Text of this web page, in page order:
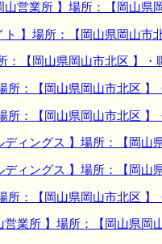
営業所 】場所：【岡山県
】場所：【岡山県岡山市
【岡山県岡山市北区 】
：【岡山県岡山市北区 】
：【岡山県岡山市北区 】
ィングス 】場所：【岡山
ィングス 】場所：【岡山
：【岡山県岡山市北区 】
業所 】場所：【岡山県岡